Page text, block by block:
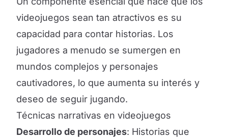
videojuegos sean tan atractivos es su
capacidad para contar historias. Los
jugadores a menudo se sumergen en
mundos complejos y personajes
cautivadores, lo que aumenta su interés y
deseo de seguir jugando.
Técnicas narrativas en videojuegos
Desarrollo de personajes: Historias que